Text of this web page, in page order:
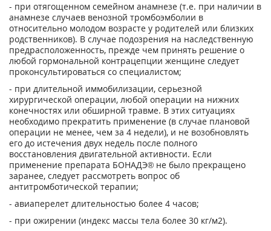
- при отягощенном семейном анамнезе (т.е. при наличии в
анамнезе случаев венозной тромбоэмболии в
относительно молодом возрасте у родителей или близких
родственников). В случае подозрения на наследственную
предрасположенность, прежде чем принять решение о
любой гормональной контрацепции женщине следует
проконсультироваться со специалистом;
- при длительной иммобилизации, серьезной
хирургической операции, любой операции на нижних
конечностях или обширной травме. В этих ситуациях
необходимо прекратить применение (в случае плановой
операции не менее, чем за 4 недели), и не возобновлять
его до истечения двух недель после полного
восстановления двигательной активности. Если
применение препарата БОНАДЭ® не было прекращено
заранее, следует рассмотреть вопрос об
антитромботической терапии;
- авиаперелет длительностью более 4 часов;
- при ожирении (индекс массы тела более 30 кг/м2).